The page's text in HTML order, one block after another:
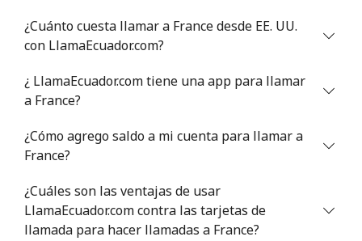
¿Cuánto cuesta llamar a France desde EE. UU.
con LlamaEcuador.com?
¿ LlamaEcuador.com tiene una app para llamar
a France?
¿Cómo agrego saldo a mi cuenta para llamar a
France?
¿Cuáles son las ventajas de usar
LlamaEcuador.com contra las tarjetas de
llamada para hacer llamadas a France?